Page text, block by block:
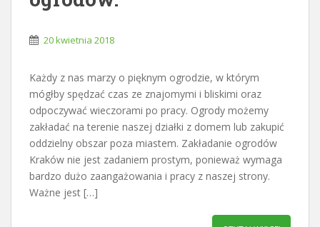
20 kwietnia 2018
Każdy z nas marzy o pięknym ogrodzie, w którym
mógłby spędzać czas ze znajomymi i bliskimi oraz
odpoczywać wieczorami po pracy. Ogrody możemy
zakładać na terenie naszej działki z domem lub zakupić
oddzielny obszar poza miastem. Zakładanie ogrodów
Kraków nie jest zadaniem prostym, ponieważ wymaga
bardzo dużo zaangażowania i pracy z naszej strony.
Ważne jest […]